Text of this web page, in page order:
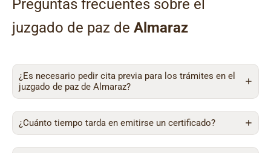
Preguntas frecuentes sobre el
juzgado de paz de Almaraz
¿Es necesario pedir cita previa para los trámites en el
juzgado de paz de Almaraz?
¿Cuánto tiempo tarda en emitirse un certificado?